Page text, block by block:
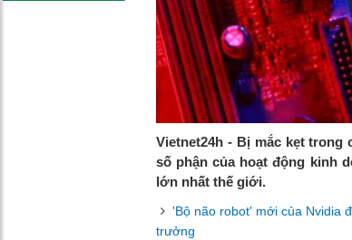
Vietnet24h - Bị mắc kẹt
số phận của hoạt động kinh
lớn nhất thế giới.
'Bộ não robot' mới của Nvidia
trưởng